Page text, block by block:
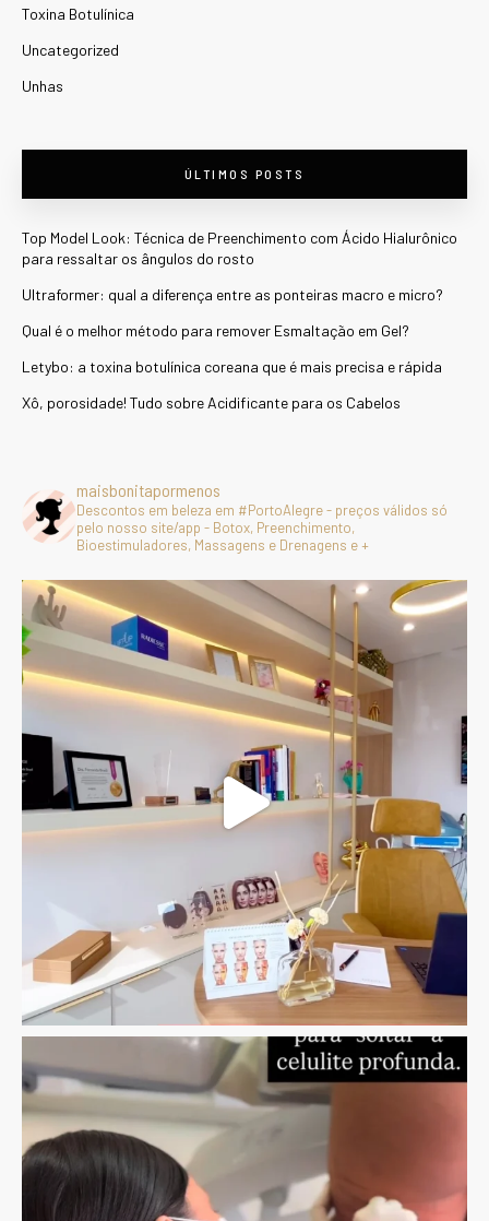
Toxina Botulínica
Uncategorized
Unhas
ÚLTIMOS POSTS
Top Model Look: Técnica de Preenchimento com Ácido Hialurônico
para ressaltar os ângulos do rosto
Ultraformer: qual a diferença entre as ponteiras macro e micro?
Qual é o melhor método para remover Esmaltação em Gel?
Letybo: a toxina botulínica coreana que é mais precisa e rápida
Xô, porosidade! Tudo sobre Acidificante para os Cabelos
maisbonitapormenos
Descontos em beleza em #PortoAlegre - preços válidos só
pelo nosso site/app - Botox, Preenchimento,
Bioestimuladores, Massagens e Drenagens e +